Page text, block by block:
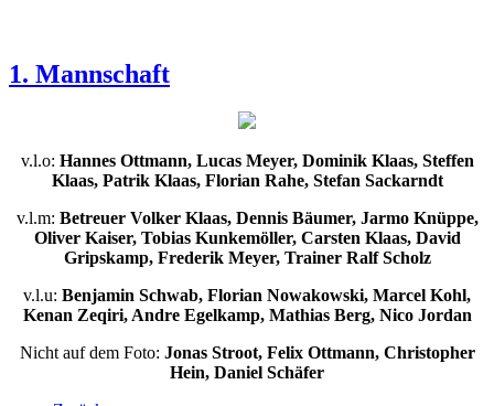
1. Mannschaft
v.l.o: Hannes Ottmann, Lucas Meyer, Dominik Klaas, Steffen
Klaas, Patrik Klaas, Florian Rahe, Stefan Sackarndt
v.l.m: Betreuer Volker Klaas, Dennis Bäumer, Jarmo Knüppe,
Oliver Kaiser, Tobias Kunkemöller, Carsten Klaas, David
Gripskamp, Frederik Meyer, Trainer Ralf Scholz
v.l.u: Benjamin Schwab, Florian Nowakowski, Marcel Kohl,
Kenan Zeqiri, Andre Egelkamp, Mathias Berg, Nico Jordan
Nicht auf dem Foto: Jonas Stroot, Felix Ottmann, Christopher
Hein, Daniel Schäfer